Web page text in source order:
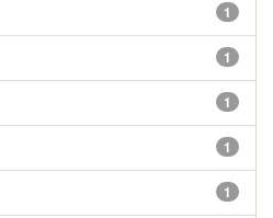
1
1
1
1
1